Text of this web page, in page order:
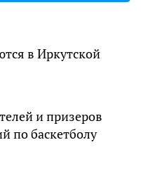
в Иркутской
и призеров
по баскетболу